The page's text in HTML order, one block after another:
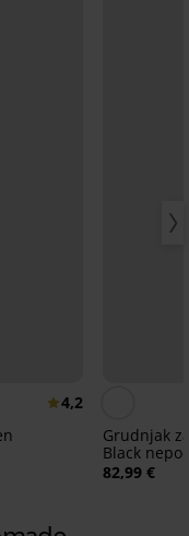
4,2
Grudnjak
Black
82,99 €